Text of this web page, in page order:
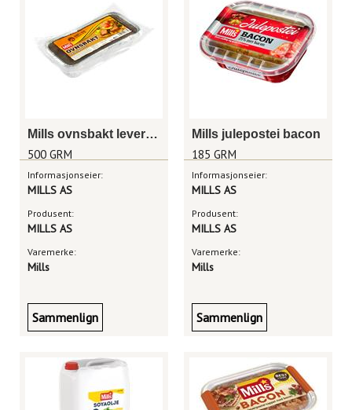
Mills ovnsbakt leverpostei 500g
500 GRM
Informasjonseier:
MILLS AS
Produsent:
MILLS AS
Varemerke:
Mills
Sammenlign
Mills julepostei bacon
185 GRM
Informasjonseier:
MILLS AS
Produsent:
MILLS AS
Varemerke:
Mills
Sammenlign